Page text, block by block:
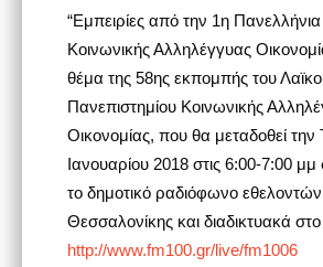
“Εμπειρίες από την 1η
Κοινωνικής Αλληλέγγυας
θέμα της 58ης εκπομπής του
Πανεπιστημίου Κοινωνικής
Οικονομίας, που θα μεταδοθεί την
Ιανουαρίου 2018 στις 6:00-7:00
το δημοτικό ραδιόφωνο εθελοντών
Θεσσαλονίκης και διαδικτυακά στο
http://www.fm100.gr/live/fm1006